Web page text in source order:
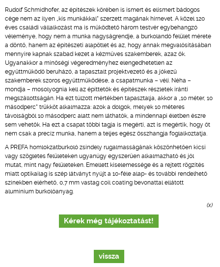
Rudolf Schmidhofer, az építészek körében is ismert és elismert bádogos
cége nem az ilyen „kis munkákkal” szerzett magának hírnevet. A közel 120
éves családi vállalkozást ma is működtető három testvér egybehangzó
véleménye, hogy nem a munka nagyságrendje, a burkolandó felület mérete
a döntő, hanem az építészeti alapötlet és az, hogy annak megvalósításában
mennyire kapnak szabad kezet a kézműves szakemberek, azaz ők.
Ugyanakkor a minőségi végeredményhez elengedhetetlen az
együttműködő beruházó, a tapasztalt projektvezető és a jókezű
szakemberek szoros együttműködése, a csapatmunka – véli. Néha –
mondja – mosolyognia kell az építtetők és építészek részletek iránti
megszállottságán. Ha ezt túlzott mértékben tapasztalja, akkor a „10 méter, 10
másodperc” trükköt alkalmazza: azok a dolgok, melyek 10 méteres
távolságból 10 másodperc alatt nem láthatók, a mindennapi életben észre
sem vehetők. Ha ezt a csapat többi tagja is megérti, azt is megértik, hogy őt
nem csak a precíz munka, hanem a teljes egész összhangja foglalkoztatja.
A PREFA homlokzatburkoló zsindely rugalmasságának köszönhetően kicsi
vagy szögletes felületeken ugyanúgy egyszerűen alkalmazható és jól
mutat, mint nagy felületeken. Emellett kiselemessége és a rejtett rögzítés
miatt optikailag is szép látványt nyújt a 10-féle alap- és további rendelhető
színekben elérhető, 0,7 mm vastag coil coating bevonattal ellátott
alumínium burkolóanyag.
(x)
Kérek még tájékoztatást!
vissza